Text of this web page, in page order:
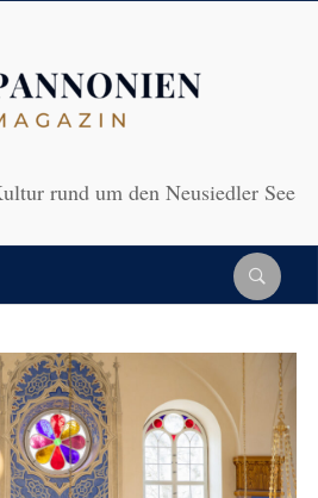
rund um den Neusiedler See